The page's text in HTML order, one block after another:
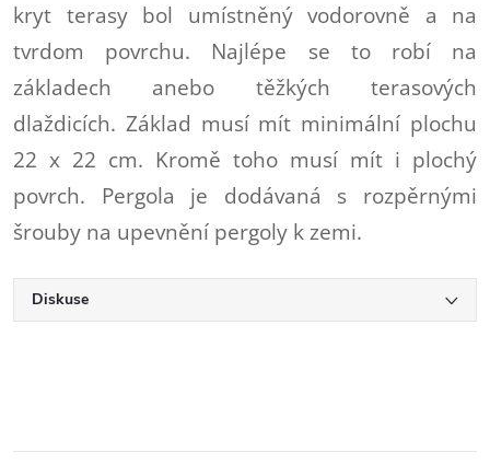
kryt terasy bol umístněný vodorovně a na
tvrdom povrchu. Najlépe se to robí na
základech anebo těžkých terasových
dlaždicích. Základ musí mít minimální plochu
22 x 22 cm. Kromě toho musí mít i plochý
povrch. Pergola je dodávaná s rozpěrnými
šrouby na upevnění pergoly k zemi.
Diskuse